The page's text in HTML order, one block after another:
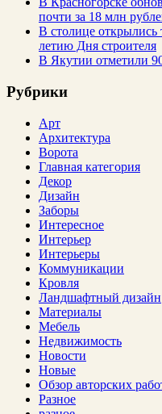
почти за 18 млн
В столице открылись
летию Дня строителя
В Якутии отметили
Рубрики
Арт
Архитектура
Ворота
Главная категория
Декор
Дизайн
Заборы
Интересное
Интерьер
Интерьеры
Коммуникации
Кровля
Ландшафтный дизайн
Материалы
Мебель
Недвижимость
Новости
Новые
Обзор авторских
Разное